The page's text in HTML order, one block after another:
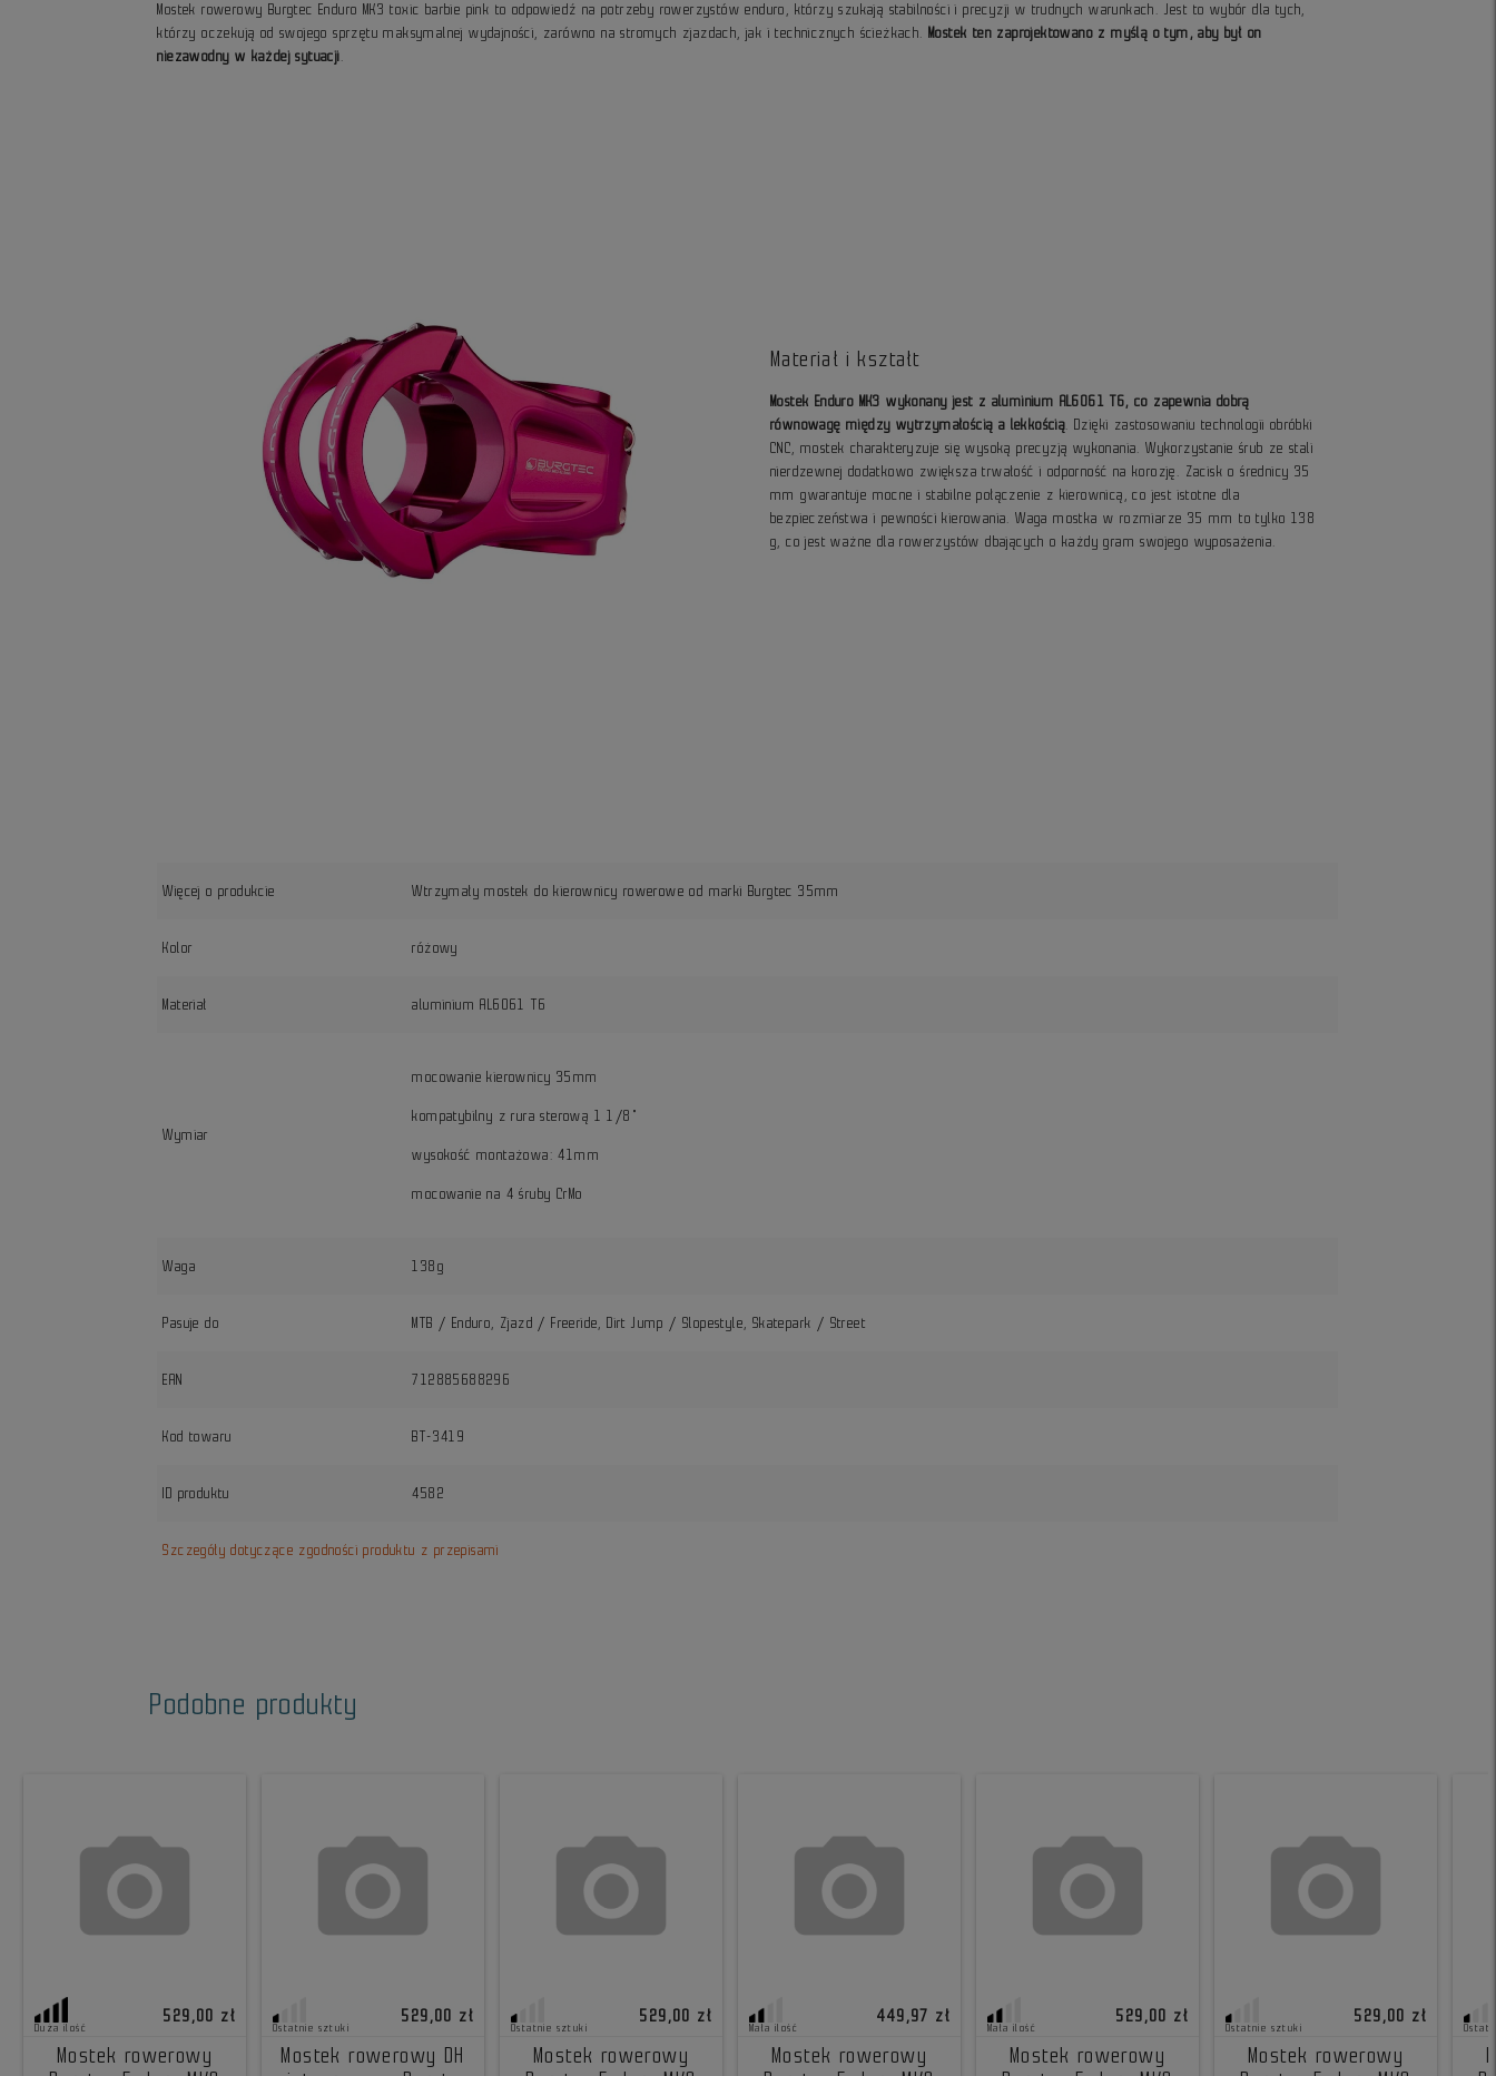
Mostek rowerowy Burgtec Enduro MK3 toxic barbie pink to odpowiedź na potrzeby rowerzystów enduro, którzy szukają stabilności i precyzji w trudnych warunkach. Jest to wybór dla tych,
którzy oczekują od swojego sprzętu maksymalnej wydajności, zarówno na stromych zjazdach, jak i technicznych ścieżkach. Mostek ten zaprojektowano z myślą o tym, aby był on
niezawodny w każdej sytuacji
Materiał i kształt
Mostek Enduro MK3 wykonany jest z aluminium AL6061 T6, co zapewnia dobrą
równowagę między wytrzymałością a lekkością. Dzięki zastosowaniu technologii obróbki
CNC, mostek charakteryzuje się wysoką precyzją wykonania. Wykorzystanie śrub ze stali
nierdzewnej dodatkowo zwiększa trwałość i odporność na korozję. Zacisk o średnicy 35
mm gwarantuje mocne i stabilne połączenie z kierownicą, co jest istotne dla
bezpieczeństwa i pewności kierowania. Waga mostka w rozmiarze 35 mm to tylko 138
g, co jest ważne dla rowerzystów dbających o każdy gram swojego wyposażenia.
Więcej o produkcie Wtrzymały mostek do kierownicy rowerowe od marki Burgtec 35mm
Kolor różowy
Materiał aluminium AL6061 T6
Wymiar
mocowanie kierownicy 35mm
kompatybilny z rura sterową 1 1/8"
wysokość montażowa: 41mm
mocowanie na 4 śruby CrMo
Waga 138g
Pasuje do MTB / Enduro, Zjazd / Freeride, Dirt Jump / Slopestyle, Skatepark / Street
EAN 712885688296
Kod towaru BT-3419
ID produktu 4582
Szczegóły dotyczące zgodności produktu z przepisami
Podobne produkty
Duża ilość
529,00 zł
Mostek rowerowy
Ostatnie sztuki
529,00 zł
Mostek rowerowy DH
Ostatnie sztuki
529,00 zł
Mostek rowerowy
Mała ilość
449,97 zł
Mostek rowerowy
Mała ilość
529,00 zł
Mostek rowerowy
Ostatnie sztuki
529,00 zł
Mostek rowerowy